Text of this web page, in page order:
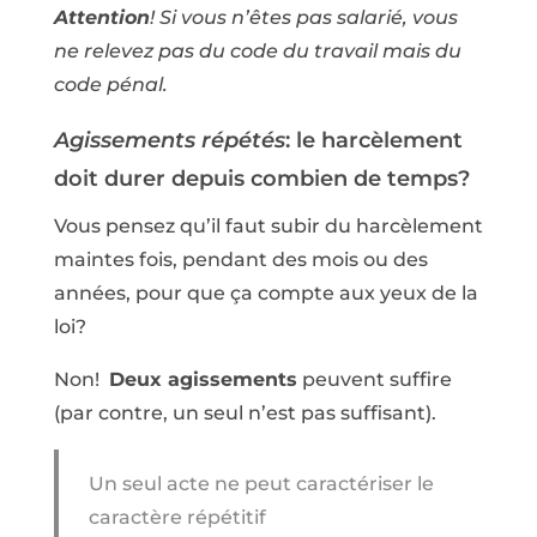
Attention! Si vous n’êtes pas salarié, vous
ne relevez pas du code du travail mais du
code pénal.
Agissements répétés: le harcèlement
doit durer depuis combien de temps?
Vous pensez qu’il faut subir du harcèlement
maintes fois, pendant des mois ou des
années, pour que ça compte aux yeux de la
loi?
Non! Deux agissements peuvent suffire
(par contre, un seul n’est pas suffisant).
Un seul acte ne peut caractériser le
caractère répétitif